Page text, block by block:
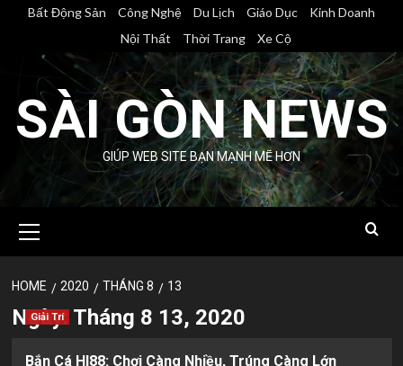
content
Bất Động Sản Công Nghệ Du Lịch Giáo Dục
Kinh Doanh
Nội Thất
Thời Trang Xe Cộ
SÀI GÒN NEWS
GIÚP WEB SITE BẠN MẠNH MẼ HƠN
Menu
HOME 2020 THÁNG 8 13
Ngày:Tháng 8 13, 2020
Giải Trí
Bắn Cá HI88: Chơi Càng Nhiều, Trúng Càng Lớn